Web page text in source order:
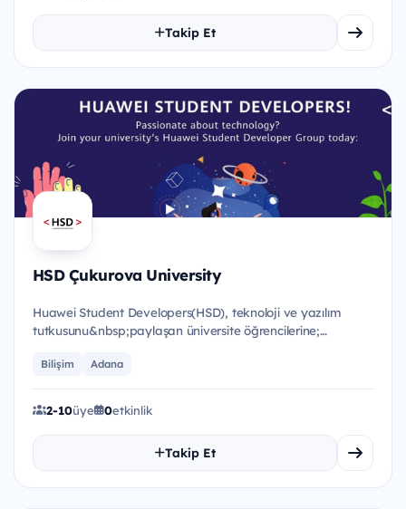
Takip Et
HSD Çukurova University
Huawei Student Developers(HSD), teknoloji ve yazılım
tutkusunu&nbsp;paylaşan üniversite öğrencilerine;
Bilişim Adana
2-10üye 0etkinlik
Takip Et